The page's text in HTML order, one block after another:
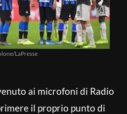
LaPresse
ai microfoni di Radio
il proprio punto di